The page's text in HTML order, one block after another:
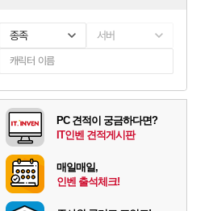
종족 서버
PC 견적이 궁금하다면?
IT인벤 견적게시판
매일매일,
인벤 출석체크!